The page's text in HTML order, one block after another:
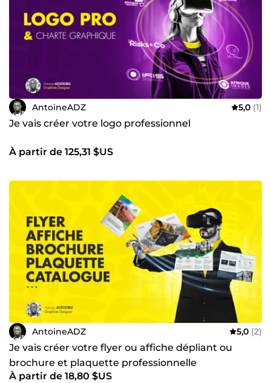
communication ouverte pour comprendre pleinement vos
besoins et garantir des résultats exceptionnels. Prêt à
transformer vos idées en réalité ? Si vous recherchez un
créatif passionné et expérimenté pour donner vie à vos
idées, je suis prêt à relever le défi. Ensemble, nous
pouvons créer quelque chose d'extraordinaire. Contactez-
moi pour discuter de votre prochain projet et découvrez
comment nous pouvons collaborer pour atteindre vos
objectifs visuels.
AntoineADZ 5,0 (1)
Je vais créer votre logo professionnel
À partir de 125,31 $US
AntoineADZ 5,0 (2)
Je vais créer votre flyer ou affiche dépliant ou
brochure et plaquette professionnelle
À partir de 18,80 $US